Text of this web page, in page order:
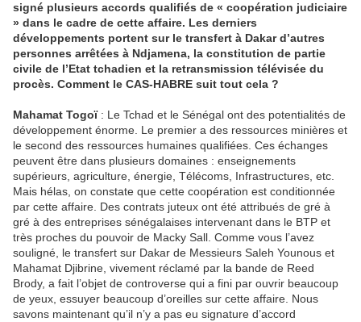
signé plusieurs accords qualifiés de « coopération judiciaire
» dans le cadre de cette affaire. Les derniers
développements portent sur le transfert à Dakar d’autres
personnes arrêtées à Ndjamena, la constitution de partie
civile de l’Etat tchadien et la retransmission télévisée du
procès. Comment le CAS-HABRE suit tout cela ?
Mahamat Togoï: Le Tchad et le Sénégal ont des potentialités de
développement énorme. Le premier a des ressources minières et
le second des ressources humaines qualifiées. Ces échanges
peuvent être dans plusieurs domaines : enseignements
supérieurs, agriculture, énergie, Télécoms, Infrastructures, etc.
Mais hélas, on constate que cette coopération est conditionnée
par cette affaire. Des contrats juteux ont été attribués de gré à
gré à des entreprises sénégalaises intervenant dans le BTP et
très proches du pouvoir de Macky Sall. Comme vous l’avez
souligné, le transfert sur Dakar de Messieurs Saleh Younous et
Mahamat Djibrine, vivement réclamé par la bande de Reed
Brody, a fait l’objet de controverse qui a fini par ouvrir beaucoup
de yeux, essuyer beaucoup d’oreilles sur cette affaire. Nous
savons maintenant qu’il n’y a pas eu signature d’accord